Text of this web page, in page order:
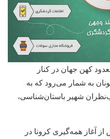
کهن جهان در کنار
به شمار می‌رود که به
شهیر باستان‌شناسی،
آغاز همه‌گیری کرونا در